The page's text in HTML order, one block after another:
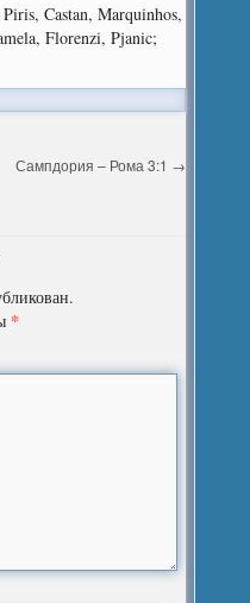
Castan, Marquinhos,
Florenzi, Pjanic;
Сампдория – Рома 3:1 →
*